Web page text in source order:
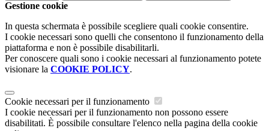
Gestione cookie
In questa schermata è possibile scegliere quali cookie consentire.
I cookie necessari sono quelli che consentono il funzionamento della
piattaforma e non è possibile disabilitarli.
Per conoscere quali sono i cookie necessari al funzionamento potete
visionare la COOKIE POLICY.
Cookie necessari per il funzionamento
I cookie necessari per il funzionamento non possono essere
disabilitati. È possibile consultare l'elenco nella pagina della cookie